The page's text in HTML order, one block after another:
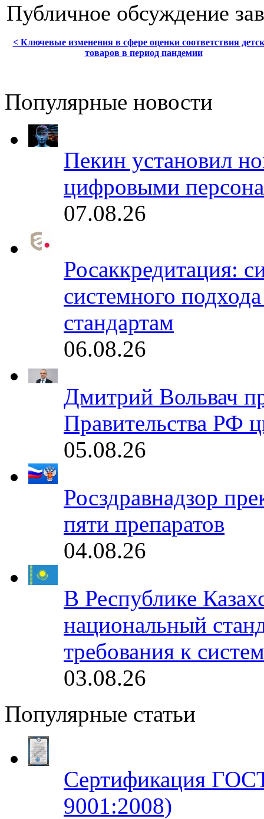
Публичное обсуждение
< Ключевые изменения в сфере оценки соответствия
товаров в период пандемии
Популярные новости
Пекин установил
цифровыми
07.08.26
Росаккредитация:
системного
стандартам
06.08.26
Дмитрий Вольвач
Правительства РФ
05.08.26
Росздравнадзор
пяти препаратов
04.08.26
В Республике
национальный
требования к
03.08.26
Популярные статьи
Сертификация
9001:2008)